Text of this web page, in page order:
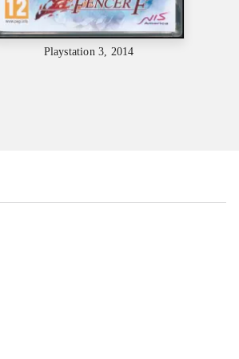
Playstation 3, 2014